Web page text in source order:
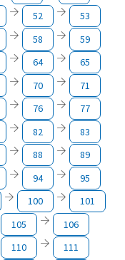
52
53
58
59
64
65
70
71
76
77
82
83
88
89
94
95
100
101
105
106
110
111